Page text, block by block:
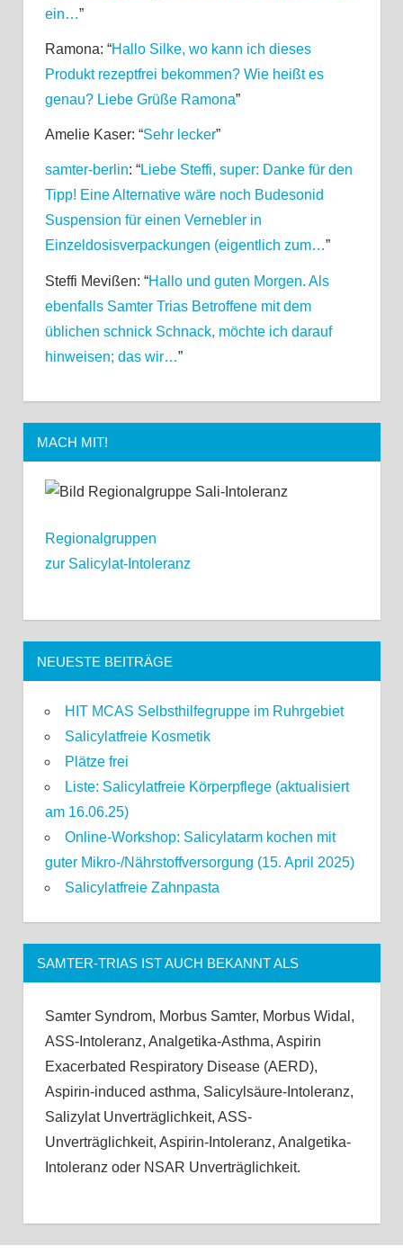
ein…”
Ramona: “Hallo Silke, wo kann ich dieses
Produkt rezeptfrei bekommen? Wie heißt es
genau? Liebe Grüße Ramona”
Amelie Kaser: “Sehr lecker”
samter-berlin: “Liebe Steffi, super: Danke für den
Tipp! Eine Alternative wäre noch Budesonid
Suspension für einen Vernebler in
Einzeldosisverpackungen (eigentlich zum…”
Steffi Mevißen: “Hallo und guten Morgen. Als
ebenfalls Samter Trias Betroffene mit dem
üblichen schnick Schnack, möchte ich darauf
hinweisen; das wir…”
MACH MIT!
Regionalgruppen
zur Salicylat-Intoleranz
NEUESTE BEITRÄGE
HIT MCAS Selbsthilfegruppe im Ruhrgebiet
Salicylatfreie Kosmetik
Plätze frei
Liste: Salicylatfreie Körperpflege (aktualisiert
am 16.06.25)
Online-Workshop: Salicylatarm kochen mit
guter Mikro-/Nährstoffversorgung (15. April 2025)
Salicylatfreie Zahnpasta
SAMTER-TRIAS IST AUCH BEKANNT ALS
Samter Syndrom, Morbus Samter, Morbus Widal,
ASS-Intoleranz, Analgetika-Asthma, Aspirin
Exacerbated Respiratory Disease (AERD),
Aspirin-induced asthma, Salicylsäure-Intoleranz,
Salizylat Unverträglichkeit, ASS-
Unverträglichkeit, Aspirin-Intoleranz, Analgetika-
Intoleranz oder NSAR Unverträglichkeit.